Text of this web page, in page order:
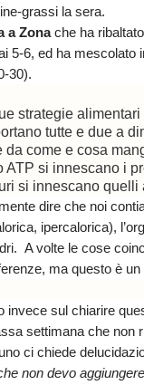
grassi la sera.
a Zonache ha
5-6, ed ha mescolato
30).
strategie
tutte e due a
da come e cosa
ATP si innescano i
si innescano quelli
dire che noi
ipercalorica),
A volte le cose
ma questo è
invece sul chiarire
settimana che non
ci chiede
non devo